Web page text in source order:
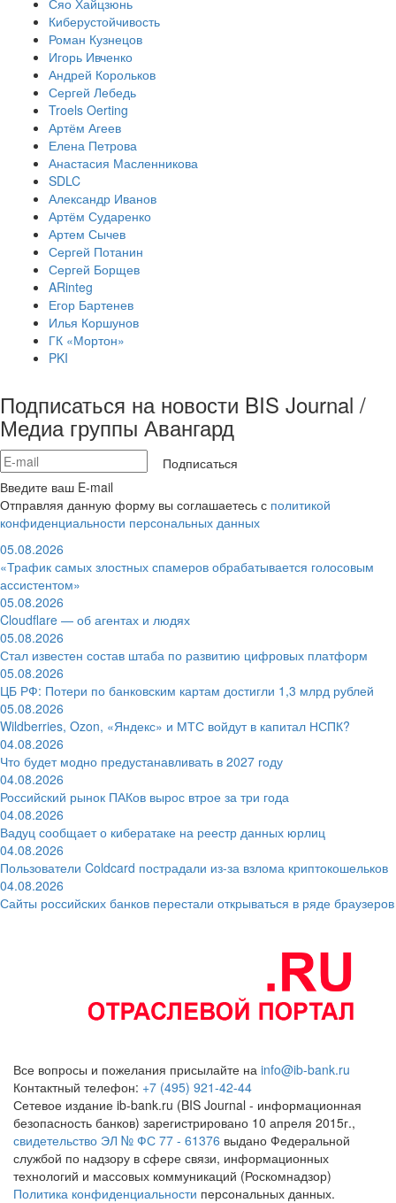
Сяо Хайцзюнь
Киберустойчивость
Роман Кузнецов
Игорь Ивченко
Андрей Корольков
Сергей Лебедь
Troels Oerting
Артём Агеев
Елена Петрова
Анастасия Масленникова
SDLC
Александр Иванов
Артём Сударенко
Артем Сычев
Сергей Потанин
Сергей Борщев
ARinteg
Егор Бартенев
Илья Коршунов
ГК «Мортон»
PKI
Подписаться на новости BIS Journal /
Медиа группы Авангард
Подписаться
Введите ваш E-mail
Отправляя данную форму вы соглашаетесь с политикой
конфиденциальности персональных данных
05.08.2026
«Трафик самых злостных спамеров обрабатывается голосовым
ассистентом»
05.08.2026
Cloudflare — об агентах и людях
05.08.2026
Стал известен состав штаба по развитию цифровых платформ
05.08.2026
ЦБ РФ: Потери по банковским картам достигли 1,3 млрд рублей
05.08.2026
Wildberries, Ozon, «Яндекс» и МТС войдут в капитал НСПК?
04.08.2026
Что будет модно предустанавливать в 2027 году
04.08.2026
Российский рынок ПАКов вырос втрое за три года
04.08.2026
Вадуц сообщает о кибератаке на реестр данных юрлиц
04.08.2026
Пользователи Coldcard пострадали из-за взлома криптокошельков
04.08.2026
Сайты российских банков перестали открываться в ряде браузеров
Все вопросы и пожелания присылайте на info@ib-bank.ru
Контактный телефон: +7 (495) 921-42-44
Сетевое издание ib-bank.ru (BIS Journal - информационная
безопасность банков) зарегистрировано 10 апреля 2015г.,
свидетельство ЭЛ № ФС 77 - 61376 выдано Федеральной
службой по надзору в сфере связи, информационных
технологий и массовых коммуникаций (Роскомнадзор)
Политика конфиденциальности персональных данных.